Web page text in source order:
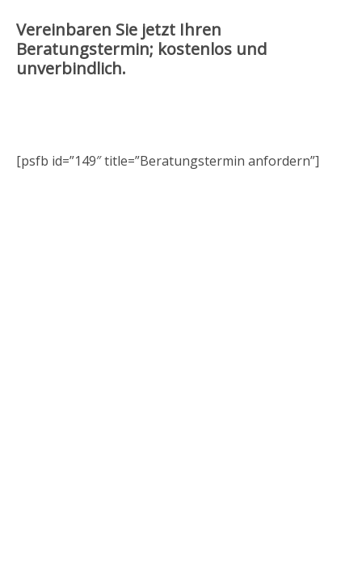
Vereinbaren Sie jetzt Ihren
Beratungstermin; kostenlos und
unverbindlich.
[psfb id=”149″ title=”Beratungstermin anfordern”]